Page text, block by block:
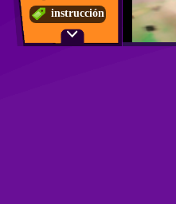
instrucción